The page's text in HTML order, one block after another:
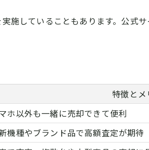
施していることもあります。公式
特徴とメ
ホ以外も一緒に売却できて便利
機種やブランド品で高額査定が期待